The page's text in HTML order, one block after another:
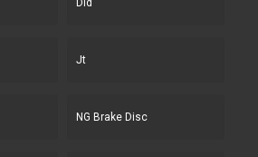
Did
Jt
NG Brake Disc